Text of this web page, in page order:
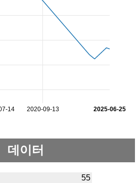
14 2020-09-13 2025-06-25
데이터
55